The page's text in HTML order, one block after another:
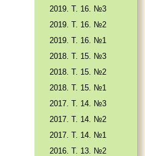
2019. Т. 16. №3
2019. Т. 16. №2
2019. Т. 16. №1
2018. Т. 15. №3
2018. Т. 15. №2
2018. Т. 15. №1
2017. T. 14. №3
2017. T. 14. №2
2017. T. 14. №1
2016. T. 13. №2